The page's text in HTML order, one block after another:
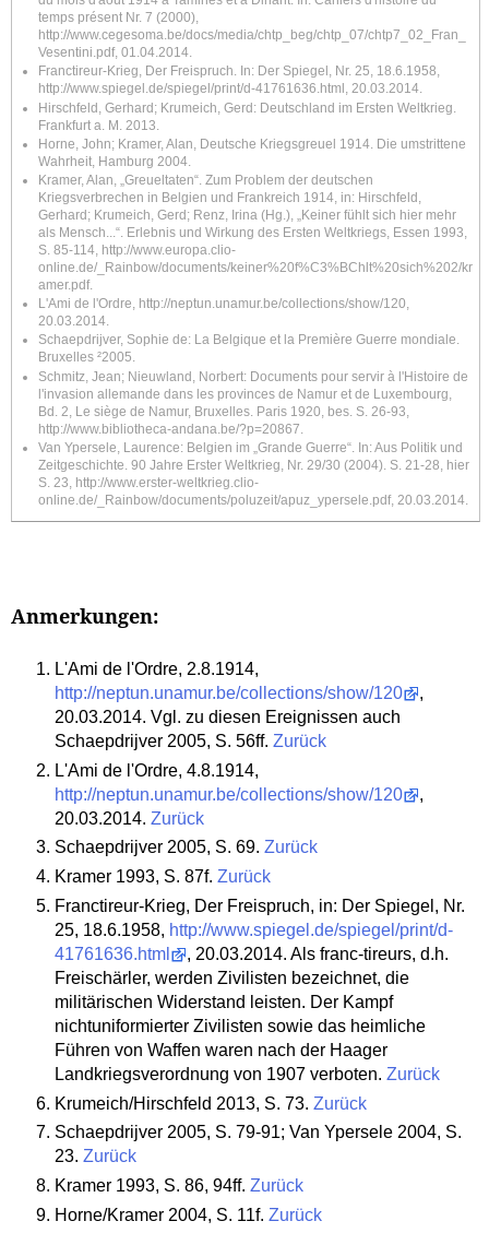
temps présent Nr. 7 (2000),
http://www.cegesoma.be/docs/media/chtp_beg/chtp_07/chtp7_02_Fran_
Vesentini.pdf, 01.04.2014.
Franctireur-Krieg, Der Freispruch. In: Der Spiegel, Nr. 25, 18.6.1958,
http://www.spiegel.de/spiegel/print/d-41761636.html , 20.03.2014.
Hirschfeld, Gerhard; Krumeich, Gerd: Deutschland im Ersten Weltkrieg.
Frankfurt a. M. 2013.
Horne, John; Kramer, Alan, Deutsche Kriegsgreuel 1914. Die umstrittene
Wahrheit, Hamburg 2004.
Kramer, Alan, „Greueltaten“. Zum Problem der deutschen
Kriegsverbrechen in Belgien und Frankreich 1914, in: Hirschfeld,
Gerhard; Krumeich, Gerd; Renz, Irina (Hg.), „Keiner fühlt sich hier mehr
als Mensch...“. Erlebnis und Wirkung des Ersten Weltkriegs, Essen 1993,
S. 85-114, http://www.europa.clio-
online.de/_Rainbow/documents/keiner%20f%C3%BChlt%20sich%202/kr
amer.pdf.
L'Ami de l'Ordre, http://neptun.unamur.be/collections/show/120,
20.03.2014.
Schaepdrijver, Sophie de: La Belgique et la Première Guerre mondiale.
Bruxelles ²2005.
Schmitz, Jean; Nieuwland, Norbert: Documents pour servir à l'Histoire de
l'invasion allemande dans les provinces de Namur et de Luxembourg,
Bd. 2, Le siège de Namur, Bruxelles. Paris 1920, bes. S. 26-93,
http://www.bibliotheca-andana.be/?p=20867
Van Ypersele, Laurence: Belgien im „Grande Guerre“. In: Aus Politik und
Zeitgeschichte. 90 Jahre Erster Weltkrieg, Nr. 29/30 (2004). S. 21-28, hier
S. 23, http://www.erster-weltkrieg.clio-
online.de/_Rainbow/documents/poluzeit/apuz_ypersele.pdf, 20.03.2014.
Anmerkungen:
L'Ami de l'Ordre, 2.8.1914,
http://neptun.unamur.be/collections/show/120
,
20.03.2014. Vgl. zu diesen Ereignissen auch
Schaepdrijver 2005, S. 56ff. Zurück
L'Ami de l'Ordre, 4.8.1914,
http://neptun.unamur.be/collections/show/120
,
20.03.2014. Zurück
Schaepdrijver 2005, S. 69. Zurück
Kramer 1993, S. 87f. Zurück
Franctireur-Krieg, Der Freispruch, in: Der Spiegel, Nr.
25, 18.6.1958, http://www.spiegel.de/spiegel/print/d-
41761636.html
, 20.03.2014. Als franc-tireurs, d.h.
Freischärler, werden Zivilisten bezeichnet, die
militärischen Widerstand leisten. Der Kampf
nichtuniformierter Zivilisten sowie das heimliche
Führen von Waffen waren nach der Haager
Landkriegsverordnung von 1907 verboten. Zurück
Krumeich/Hirschfeld 2013, S. 73. Zurück
Schaepdrijver 2005, S. 79-91; Van Ypersele 2004, S.
23. Zurück
Kramer 1993, S. 86, 94ff. Zurück
Horne/Kramer 2004, S. 11f. Zurück